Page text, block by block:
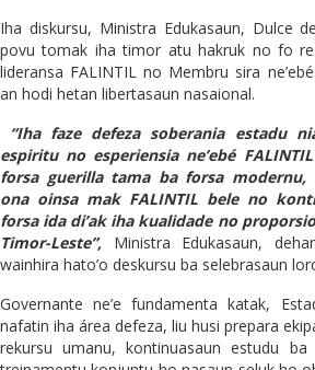
Iha diskursu, Ministra Edukasaun, Dulce
povu tomak iha timor atu hakruk no fo
lideransa FALINTIL no Membru sira
an hodi hetan libertasaun nasaional.
“Iha faze defeza soberania estadu
espiritu no esperiensia ne’ebé
forsa guerilla tama ba forsa modernu,
ona oinsa mak FALINTIL bele no
forsa ida di’ak iha kualidade no
Timor-Leste”, Ministra Edukasaun,
wainhira hato’o deskursu ba selebrasaun
Governante ne’e fundamenta katak,
nafatin iha área defeza, liu husi prepara
rekursu umanu, kontinuasaun estudu